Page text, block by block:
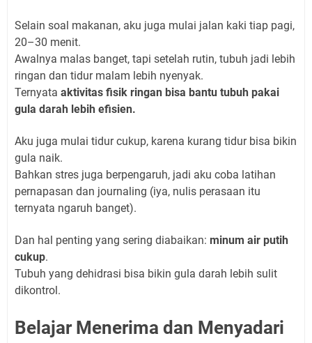
Selain soal makanan, aku juga mulai jalan kaki tiap pagi,
20–30 menit.
Awalnya malas banget, tapi setelah rutin, tubuh jadi lebih
ringan dan tidur malam lebih nyenyak.
Ternyata aktivitas fisik ringan bisa bantu tubuh pakai
gula darah lebih efisien.
Aku juga mulai tidur cukup, karena kurang tidur bisa bikin
gula naik.
Bahkan stres juga berpengaruh, jadi aku coba latihan
pernapasan dan journaling (iya, nulis perasaan itu
ternyata ngaruh banget).
Dan hal penting yang sering diabaikan: minum air putih
cukup.
Tubuh yang dehidrasi bisa bikin gula darah lebih sulit
dikontrol.
Belajar Menerima dan Menyadari